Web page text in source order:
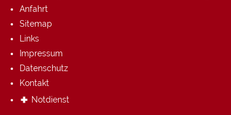
Anfahrt
Sitemap
Links
Impressum
Datenschutz
Kontakt
Notdienst